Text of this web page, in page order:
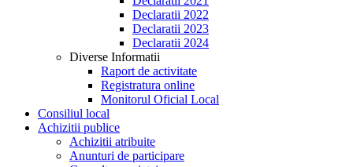
Declaratii 2022
Declaratii 2023
Declaratii 2024
Diverse Informatii
Raport de activitate
Registratura online
Monitorul Oficial Local
Consiliul local
Achizitii publice
Achizitii atribuite
Anunturi de participare